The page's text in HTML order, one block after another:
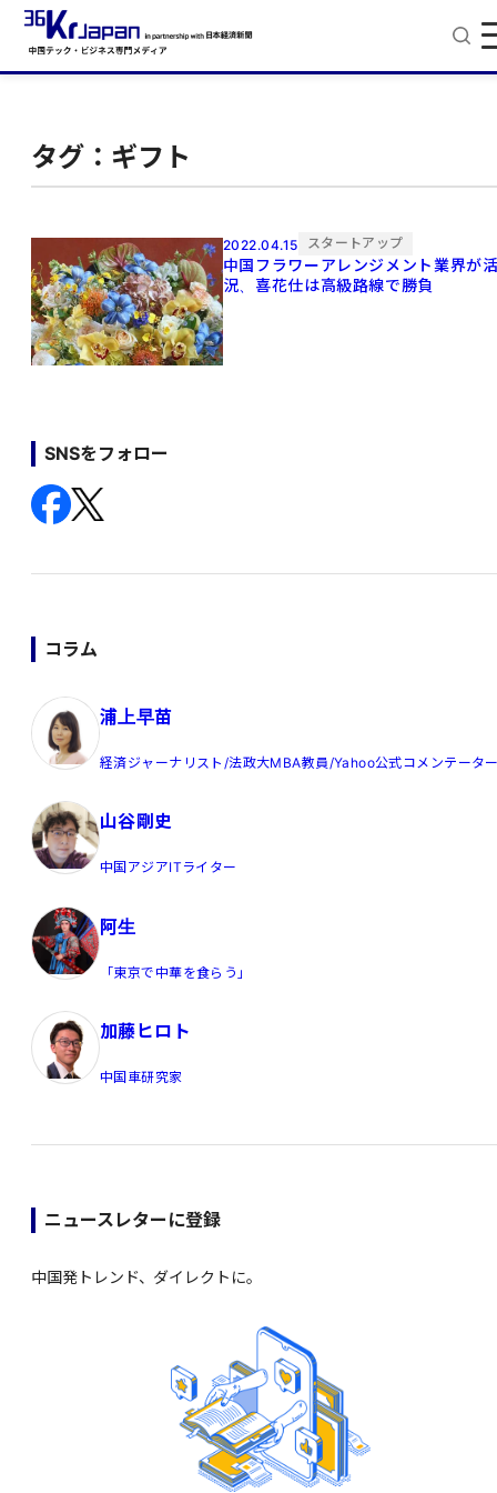
タグ：ギフト
2022.04.15 スタートアップ
中国フラワーアレンジメント業界が
況、喜花仕は高級路線で勝負
SNSをフォロー
コラム
浦上早苗
経済ジャーナリスト/法政大MBA教員/Yahoo公式コメンテータ
山谷剛史
中国アジアITライター
阿生
「東京で中華を食らう」
加藤ヒロト
中国車研究家
ニュースレターに登録
中国発トレンド、ダイレクトに。